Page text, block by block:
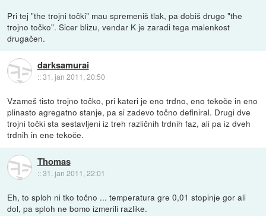
Pri tej "the trojni točki" mau spremeniš tlak, pa dobiš drugo "the
trojno točko". Sicer blizu, vendar K je zaradi tega malenkost
drugačen.
darksamurai
::31. jan 2011, 20:50
Vzameš tisto trojno točko, pri kateri je eno trdno, eno tekoče in eno
plinasto agregatno stanje, pa si zadevo točno definiral. Drugi dve
trojni točki sta sestavljeni iz treh različnih trdnih faz, ali pa iz dveh
trdnih in ene tekoče.
Thomas
::31. jan 2011, 22:01
Eh, to sploh ni tko točno ... temperatura gre 0,01 stopinje gor ali
dol, pa sploh ne bomo izmerili razlike.